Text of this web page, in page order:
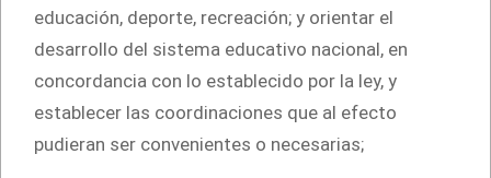
educación, deporte, recreación; y orientar el
desarrollo del sistema educativo nacional, en
concordancia con lo establecido por la ley, y
establecer las coordinaciones que al efecto
pudieran ser convenientes o necesarias;